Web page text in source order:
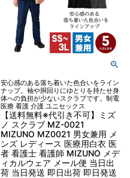
安心感のある落ち着いた色合いをライン
ナップ。袖や胴回りにゆとりを持たせ身
体への負担が少ないスクラブです。制電
医療 看護 介護 ユニセックス
【送料無料※代引き不可】ミズ
ノ スクラブ MZ-0021
MIZUNO MZ0021 男女兼用 メ
ンズ レディース 医療用白衣 医
者 看護士 看護師 MIZUNO メデ
ィカルウェア メール便 当日出
荷 当日発送 即日出荷 即日発送